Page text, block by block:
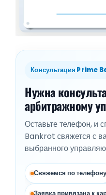
Консультация Prime
Нужна
арбитражному
Оставьте телефон, и
Bankrot свяжется с
выбранного
Свяжемся по телефону